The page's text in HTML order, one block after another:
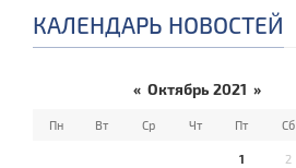
КАЛЕНДАРЬ НОВОСТЕЙ
« Октябрь 2021 »
Пн Вт Ср Чт Пт Сб
1 2